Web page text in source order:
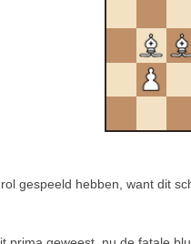
gespeeld hebben, want dit